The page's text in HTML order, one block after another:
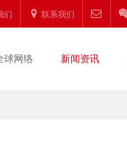
们 联系我们
球网络 新闻资讯